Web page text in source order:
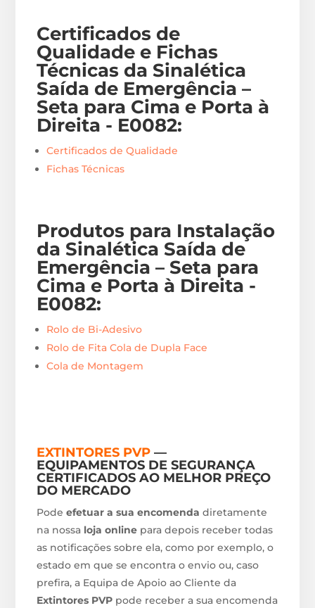
Certificados de
Qualidade e Fichas
Técnicas da Sinalética
Saída de Emergência –
Seta para Cima e Porta à
Direita - E0082:
Certificados de Qualidade
Fichas Técnicas
Produtos para Instalação
da Sinalética Saída de
Emergência – Seta para
Cima e Porta à Direita -
E0082:
Rolo de Bi-Adesivo
Rolo de Fita Cola de Dupla Face
Cola de Montagem
EXTINTORES PVP —
EQUIPAMENTOS DE SEGURANÇA
CERTIFICADOS AO MELHOR PREÇO
DO MERCADO
Podeefetuar a sua encomenda diretamente
na nossa loja online para depois receber todas
as notificações sobre ela, como por exemplo, o
estado em que se encontra o envio ou, caso
prefira, a Equipa de Apoio ao Cliente da
Extintores PVP pode receber a sua encomenda